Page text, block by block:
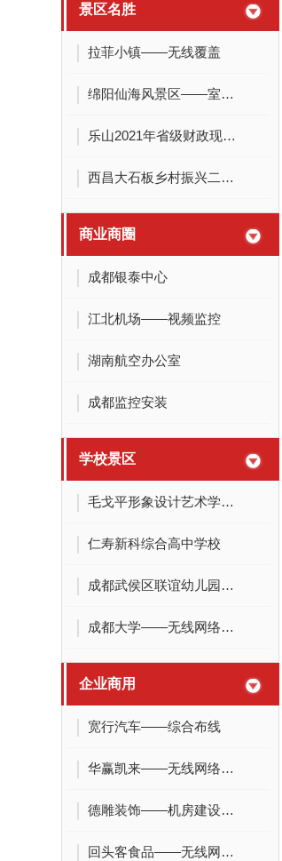
景区名胜
拉菲小镇——无线覆盖
绵阳仙海风景区——室外无线覆盖
乐山2021年省级财政现代农业发展工程项目
西昌大石板乡村振兴二期产业建设项目弱电系统
商业商圈
成都银泰中心
江北机场——视频监控
湖南航空办公室
成都监控安装
学校景区
毛戈平形象设计艺术学校——无线覆盖
仁寿新科综合高中学校
成都武侯区联谊幼儿园监控项目
成都大学——无线网络覆盖
企业商用
宽行汽车——综合布线
华赢凯来——无线网络覆盖
德雕装饰——机房建设、办公网络
回头客食品——无线网络覆盖